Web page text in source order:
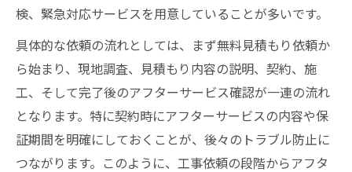
検、緊急対応サービスを用意していることが多いです。
具体的な依頼の流れとしては、まず無料見積もり依頼か
ら始まり、現地調査、見積もり内容の説明、契約、施
工、そして完了後のアフターサービス確認が一連の流れ
となります。特に契約時にアフターサービスの内容や保
証期間を明確にしておくことが、後々のトラブル防止に
つながります。このように、工事依頼の段階からアフタ